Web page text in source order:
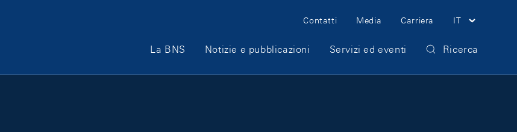
Meta Navigation
Contatti Media Carriera IT
Main Navigation
La BNS Notizie e pubblicazioni Servizi ed eventi Ricerca